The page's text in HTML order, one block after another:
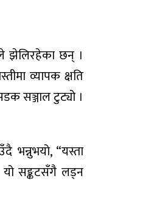
झेलिरहेका छन् ।
व्यापक क्षति
सञ्जाल टुट्यो ।
भन्नुभयो, “यस्ता
यो सङ्कटसँगै लड्न